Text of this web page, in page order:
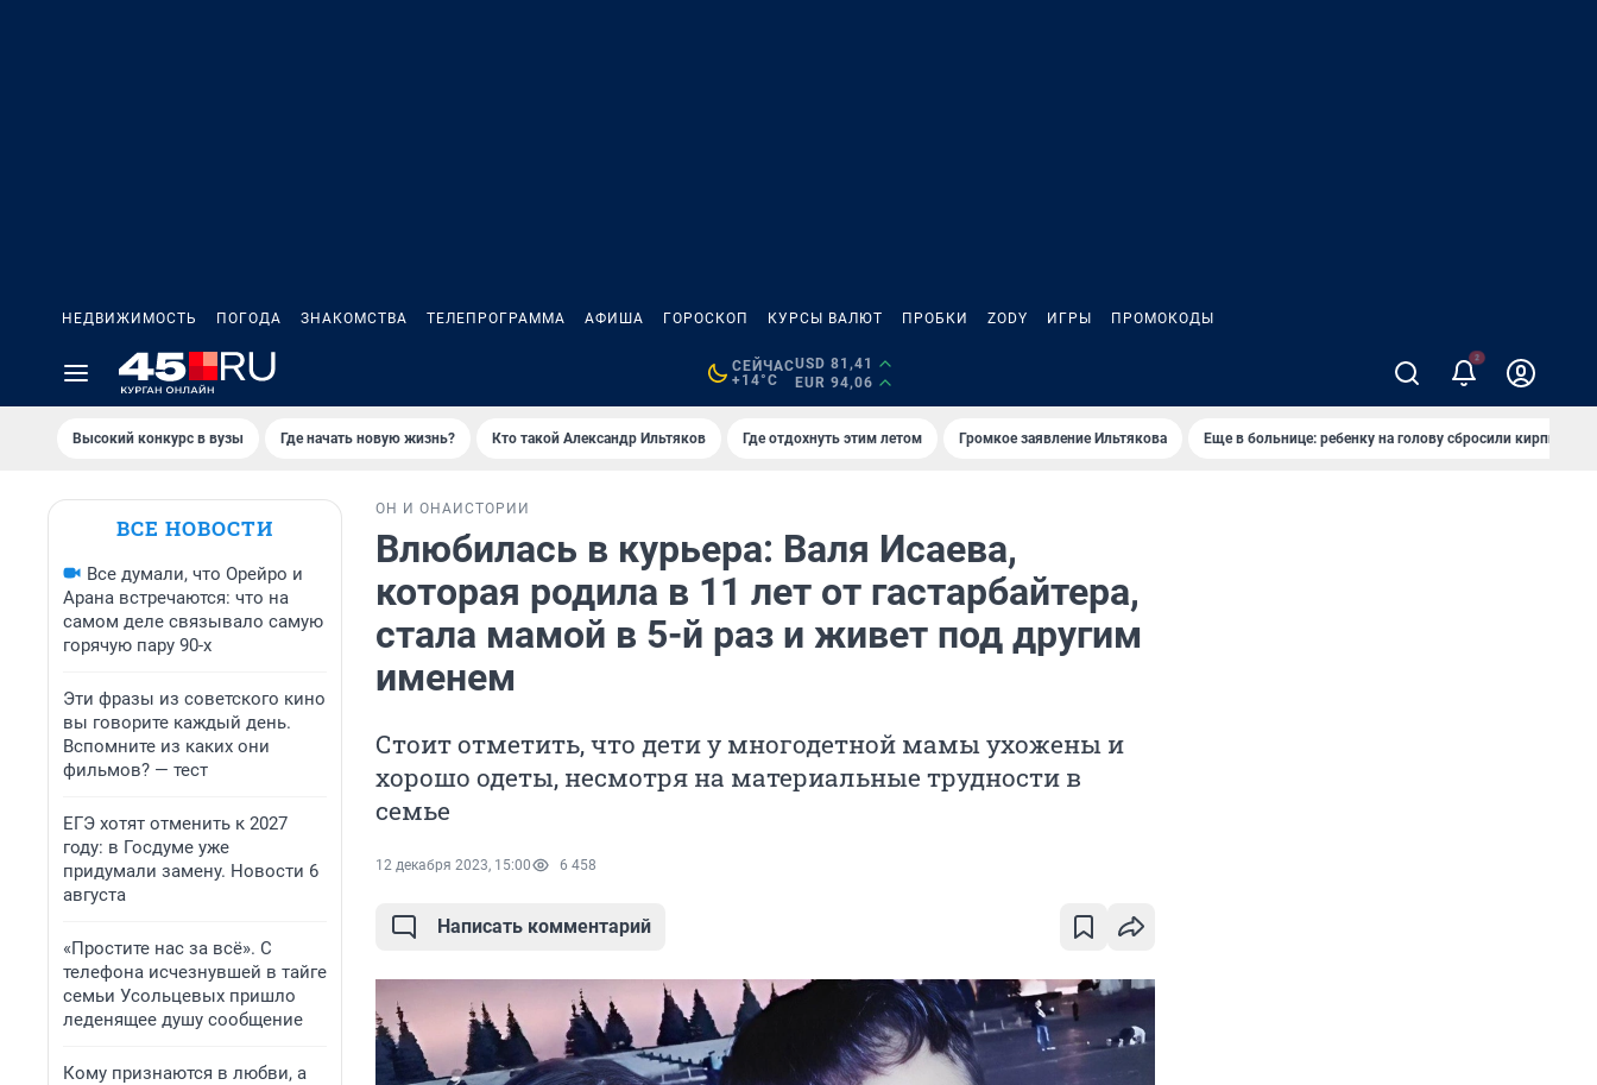
НЕДВИЖИМОСТЬ ПОГОДА ЗНАКОМСТВА ТЕЛЕПРОГРАММА АФИША ГОРОСКОП КУРСЫ ВАЛЮТ ПРОБКИ ZODY ИГРЫ ПРОМОКОДЫ
СЕЙЧАС
+14°C
USD 81,41
EUR 94,06
Высокий конкурс в вузы Где начать новую жизнь? Кто такой Александр Ильтяков Где отдохнуть этим летом Громкое заявление Ильтякова Еще в больнице: ребенку на голову сбросили кирпич
ВСЕ НОВОСТИ
Все думали, что Орейро и
Арана встречаются: что на
самом деле связывало самую
горячую пару 90-х
Эти фразы из советского кино
вы говорите каждый день.
Вспомните из каких они
фильмов? — тест
ЕГЭ хотят отменить к 2027
году: в Госдуме уже
придумали замену. Новости 6
августа
«Простите нас за всё». С
телефона исчезнувшей в тайге
семьи Усольцевых пришло
леденящее душу сообщение
Кому признаются в любви, а
ОН И ОНА ИСТОРИИ
Влюбилась в курьера: Валя Исаева,
которая родила в 11 лет от гастарбайтера,
стала мамой в 5-й раз и живет под другим
именем
Стоит отметить, что дети у многодетной мамы ухожены и
хорошо одеты, несмотря на материальные трудности в
семье
12 декабря 2023, 15:00 6 458
Написать комментарий